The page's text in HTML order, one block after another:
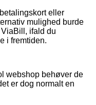
eller
mulighed burde
ifald du
i fremtiden.
webshop behøver de
er dog normalt en